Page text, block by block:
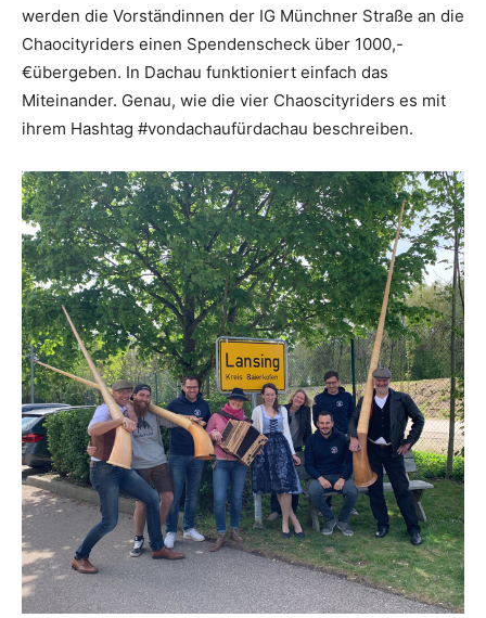
werden die Vorständinnen der IG Münchner Straße an die
Chaocityriders einen Spendenscheck über 1000,-
€übergeben. In Dachau funktioniert einfach das
Miteinander. Genau, wie die vier Chaoscityriders es mit
ihrem Hashtag #vondachaufürdachau beschreiben.